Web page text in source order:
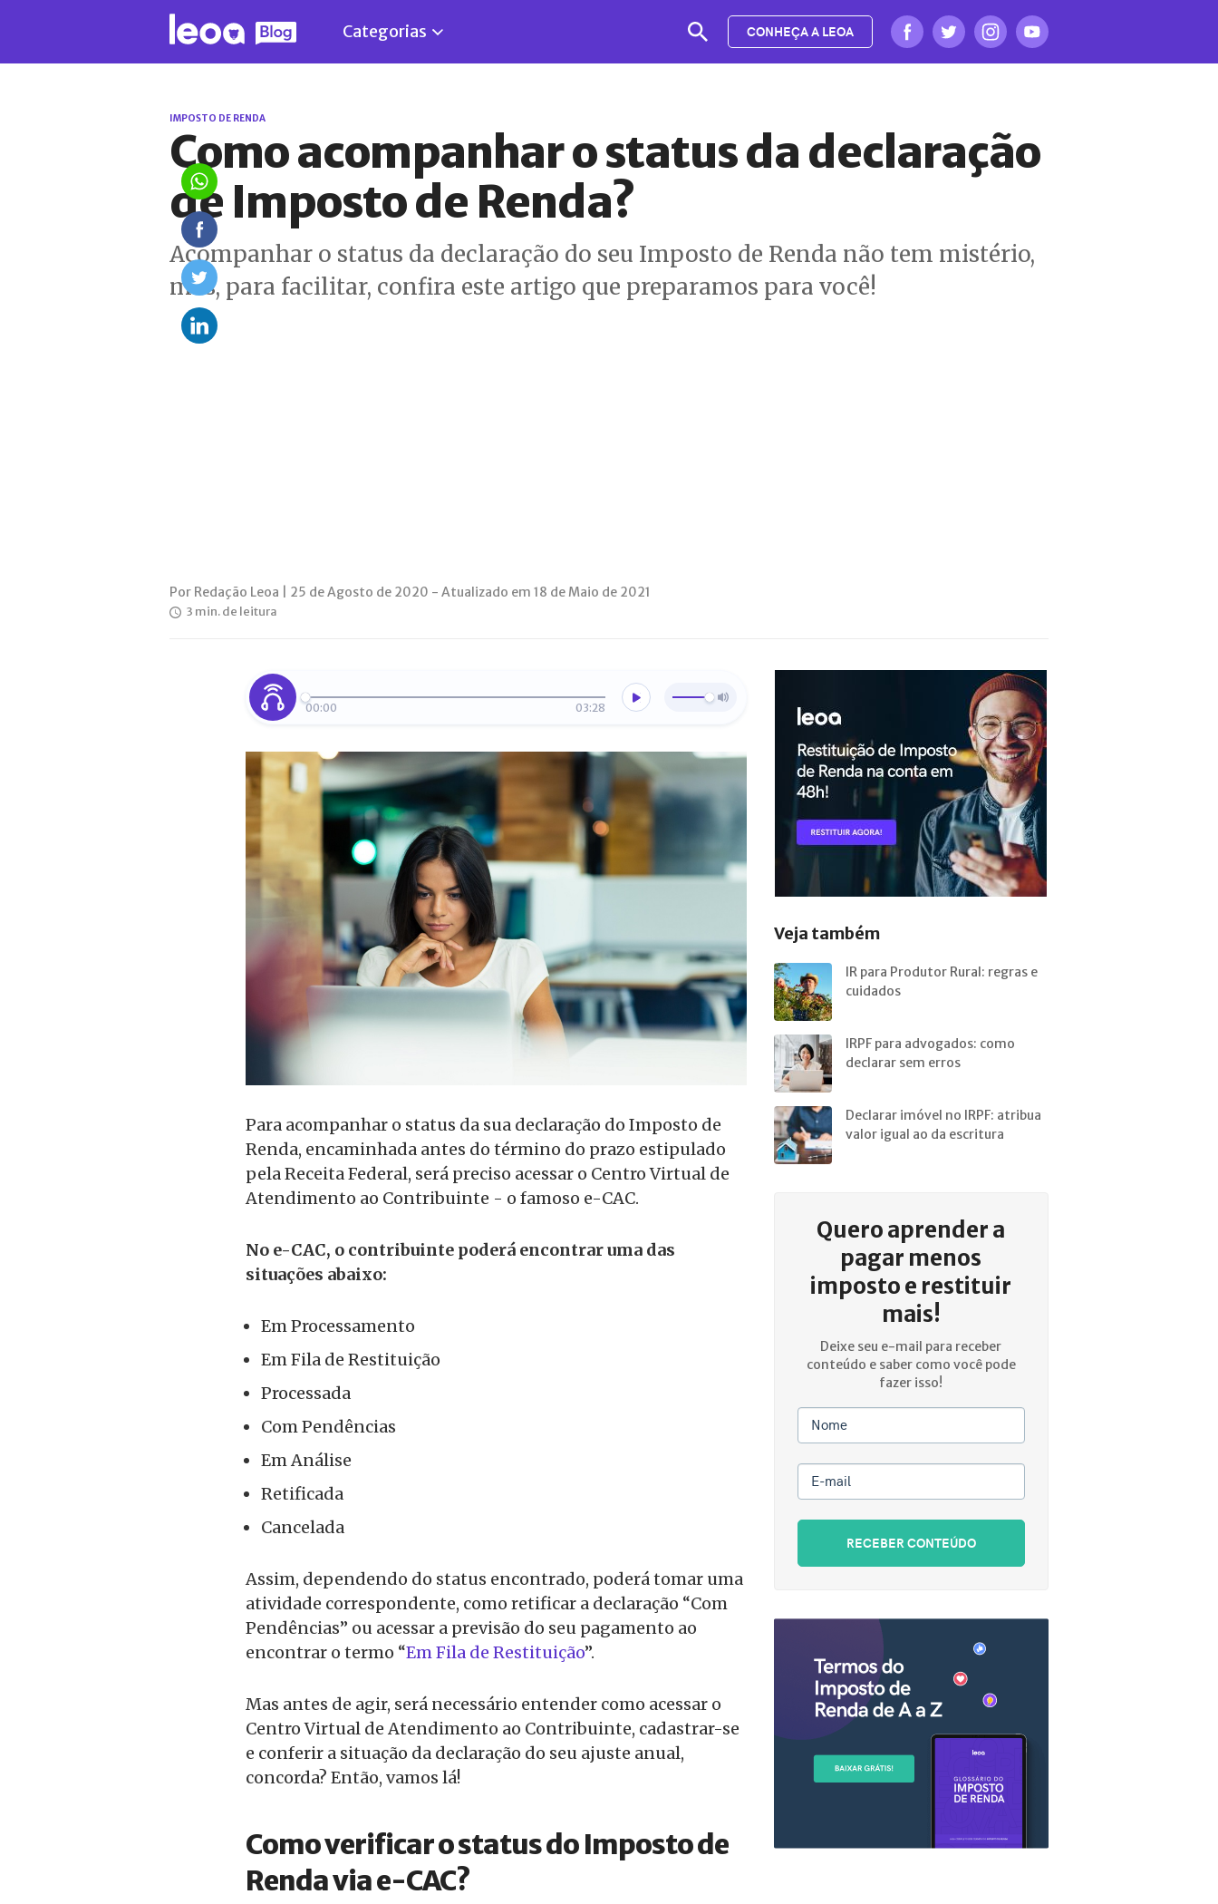
Categorias CONHEÇA A LEOA
IMPOSTO DE RENDA
Como acompanhar o status da declaração
de Imposto de Renda?
Acompanhar o status da declaração do seu Imposto de Renda não tem mistério,
mas, para facilitar, confira este artigo que preparamos para você!
Por Redação Leoa | 25 de Agosto de 2020 - Atualizado em 18 de Maio de 2021
3 min. de leitura
00:00 03:28
Para acompanhar o status da sua declaração do Imposto de
Renda, encaminhada antes do término do prazo estipulado
pela Receita Federal, será preciso acessar o Centro Virtual de
Atendimento ao Contribuinte - o famoso e-CAC.
No e-CAC, o contribuinte poderá encontrar uma das
situações abaixo:
Em Processamento
Em Fila de Restituição
Processada
Com Pendências
Em Análise
Retificada
Cancelada
Assim, dependendo do status encontrado, poderá tomar uma
atividade correspondente, como retificar a declaração “Com
Pendências” ou acessar a previsão do seu pagamento ao
encontrar o termo “Em Fila de Restituição”.
Mas antes de agir, será necessário entender como acessar o
Centro Virtual de Atendimento ao Contribuinte, cadastrar-se
e conferir a situação da declaração do seu ajuste anual,
concorda? Então, vamos lá!
Como verificar o status do Imposto de
Renda via e-CAC?
Veja também
IR para Produtor Rural: regras e
cuidados
IRPF para advogados: como
declarar sem erros
Declarar imóvel no IRPF: atribua
valor igual ao da escritura
Quero aprender a
pagar menos
imposto e restituir
mais!
Deixe seu e-mail para receber
conteúdo e saber como você pode
fazer isso!
Nome
E-mail
RECEBER CONTEÚDO